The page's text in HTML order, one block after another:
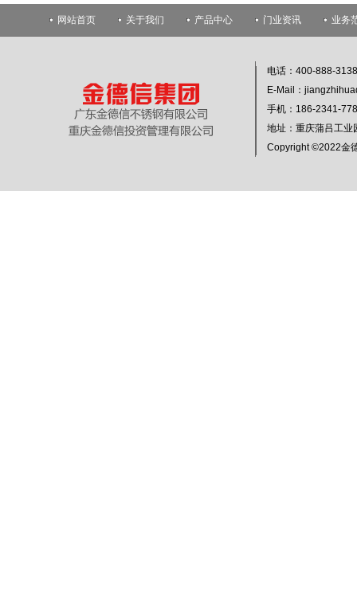
网站首页 关于我们 产品中心 门业资讯 业务
电话：400-888-
E-Mail：
手机：186-2341-
地址：重庆蒲吕工业
Copyright ©2022金